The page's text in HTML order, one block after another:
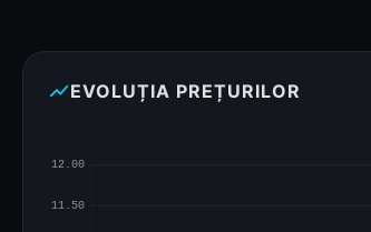
show_chartEVOLUȚIA PREȚURILOR